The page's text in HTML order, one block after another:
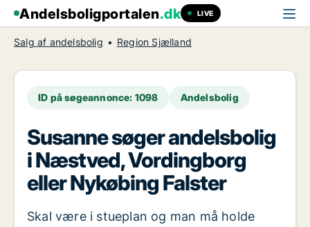
Andelsboligportalen.dk LIVE
Salg af andelsbolig Region Sjælland
ID på søgeannonce: 1098 Andelsbolig
Susanne søger andelsbolig
i Næstved, Vordingborg
eller Nykøbing Falster
Skal være i stueplan og man må holde